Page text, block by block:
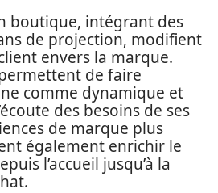
boutique, intégrant des
de projection, modifient
envers la marque.
de faire
comme dynamique et
des besoins de ses
de marque plus
également enrichir le
l’accueil jusqu’à la